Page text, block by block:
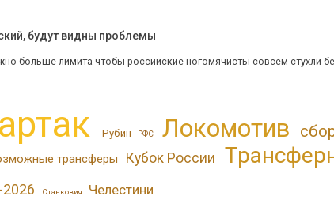
будут видны проблемы
больше лимита чтобы российские ногомячисты совсем стухли
Рубин РФС Локомотив
трансферы Кубок России
Станкович Челестини